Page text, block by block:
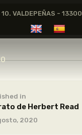
10. VALDEPEÑAS - 13300
MUSEO
GREGORIO
2021
in
de Herbert Read
2020